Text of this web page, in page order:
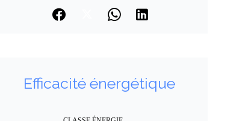
Efficacité énergétique